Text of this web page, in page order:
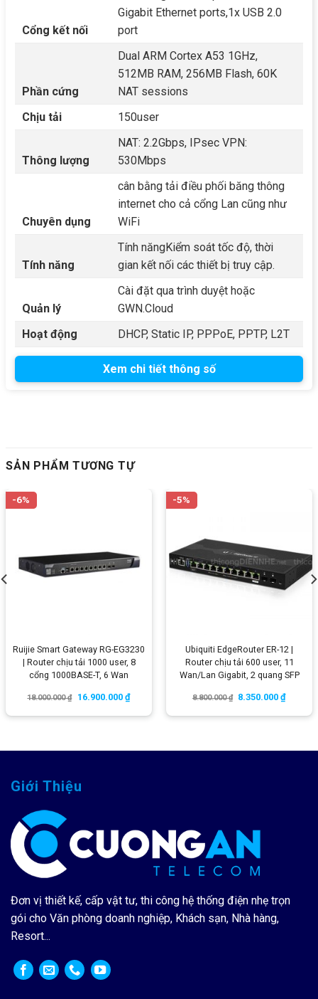
Cổng kết nối
Gigabit Ethernet ports,1x USB 2.0
port
Phần cứng
Dual ARM Cortex A53 1GHz,
512MB RAM, 256MB Flash, 60K
NAT sessions
Chịu tải
150user
Thông lượng
NAT: 2.2Gbps, IPsec VPN:
530Mbps
Chuyên dụng
cân bằng tải điều phối băng thông
internet cho cả cổng Lan cũng như
WiFi
Tính năng
Tính năngKiểm soát tốc độ, thời
gian kết nối các thiết bị truy cập.
Quản lý
Cài đặt qua trình duyệt hoặc
GWN.Cloud
Hoạt động
DHCP, Static IP, PPPoE, PPTP, L2T
Xem chi tiết thông số
SẢN PHẨM TƯƠNG TỰ
-6%
Ruijie Smart Gateway RG-EG3230
| Router chịu tải 1000 user, 8
cổng 1000BASE-T, 6 Wan
18.000.000₫ 16.900.000 ₫
-5%
Ubiquiti EdgeRouter ER-12 |
Router chịu tải 600 user, 11
Wan/Lan Gigabit, 2 quang SFP
8.800.000₫ 8.350.000₫
Giới Thiệu
Đơn vị thiết kế, cấp vật tư, thi công hệ thống điện nhẹ trọn
gói cho Văn phòng doanh nghiệp, Khách sạn, Nhà hàng,
Resort...